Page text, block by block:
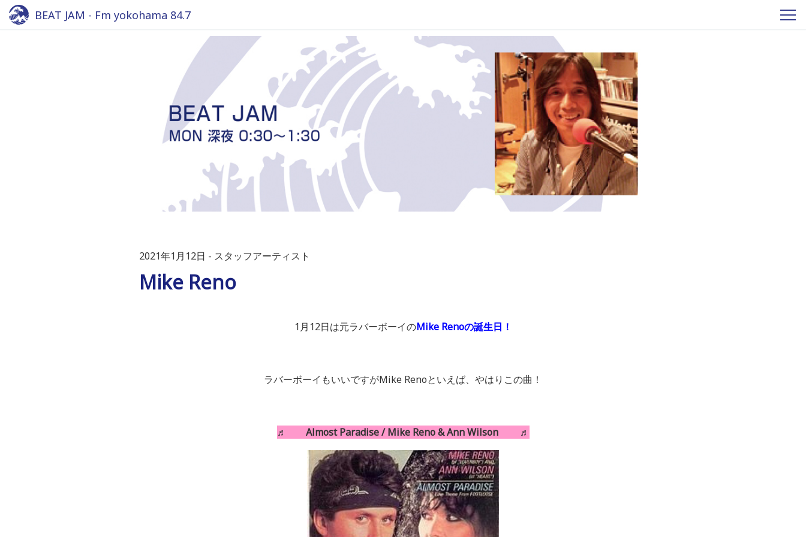
BEAT JAM - Fm yokohama 84.7
2021年1月12日 スタッフアーティスト
Mike Reno
1月 12日は元ラバーボーイのMike Renoの誕生日！
ラバーボーイもいいですがMike Renoといえば、やはりこの曲！
♬ Almost Paradise / Mike Reno & Ann Wilson ♬